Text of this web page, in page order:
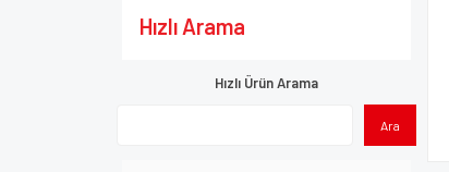
Hızlı Arama
Hızlı Ürün Arama
Ara